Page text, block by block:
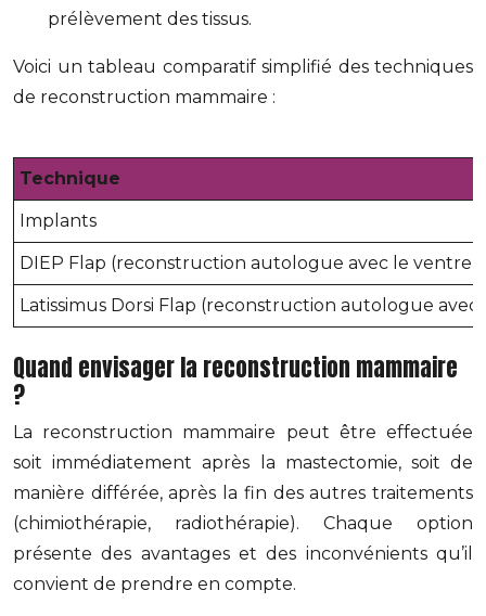
prélèvement des tissus.
Voici un tableau comparatif simplifié des techniques
de reconstruction mammaire :
Technique
Implants
DIEP Flap (reconstruction autologue avec le ventre)
Latissimus Dorsi Flap (reconstruction autologue avec
Quand envisager la reconstruction mammaire
?
La reconstruction mammaire peut être effectuée
soit immédiatement après la mastectomie, soit de
manière différée, après la fin des autres traitements
(chimiothérapie, radiothérapie). Chaque option
présente des avantages et des inconvénients qu’il
convient de prendre en compte.